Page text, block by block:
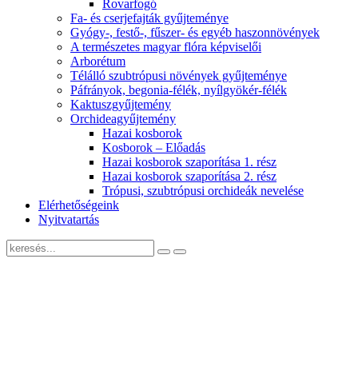
Rovarfogó
Fa- és cserjefajták gyűjteménye
Gyógy-, festő-, fűszer- és egyéb haszonnövények
A természetes magyar flóra képviselői
Arborétum
Télálló szubtrópusi növények gyűjteménye
Páfrányok, begonia-félék, nyílgyökér-félék
Kaktuszgyűjtemény
Orchideagyűjtemény
Hazai kosborok
Kosborok – Előadás
Hazai kosborok szaporítása 1. rész
Hazai kosborok szaporítása 2. rész
Trópusi, szubtrópusi orchideák nevelése
Elérhetőségeink
Nyitvatartás